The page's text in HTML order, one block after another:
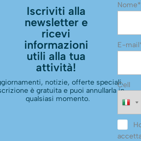
Iscriviti alla
newsletter e
ricevi
informazioni
utili alla tua
attività!
notizie, offerte speciali.
è gratuita e puoi annullarla in
qualsiasi momento.
Nome*
E-
Cell